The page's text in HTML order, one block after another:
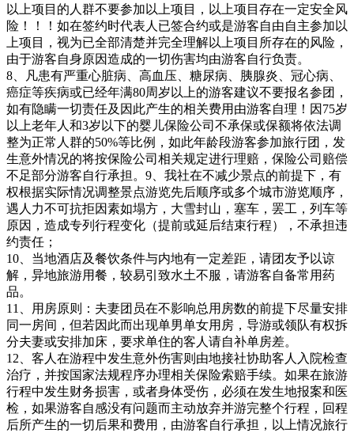
以上项目的人群不要参加以上项目，以上项目存在一定安全风
险！！！如在签约时代表人已签合约或是游客自由自主参加以
上项目，视为已全部清楚并完全理解以上项目所存在的风险，
由于游客自身原因造成的一切伤害均由游客自行负责。
8、凡患有严重心脏病、高血压、糖尿病、胰腺炎、冠心病、
癌症等疾病或已经年满80周岁以上的游客建议不要报名参团，
如有隐瞒一切责任及因此产生的相关费用由游客自理！因75岁
以上老年人和3岁以下的婴儿保险公司不承保或保额将依法调
整为正常人群的50%等比例，如此年龄段游客参加旅行团，发
生意外情况的将按保险公司相关规定进行理赔，保险公司赔偿
不足部分游客自行承担。9、我社在不减少景点的前提下，有
权根据实际情况调整景点游览先后顺序或多个城市游览顺序，
遇人力不可抗拒因素如塌方，大雪封山，塞车，罢工，列车等
原因，造成专列行程变化（提前或延后结束行程），不承担违
约责任；
10、当地酒店及餐饮条件与内地有一定差距，请团友予以谅
解，异地旅游用餐，较易引致水土不服，请游客自备常用药
品。
11、用房原则：夫妻团员在不影响总用房数的前提下尽量安排
同一房间，但若因此而出现单男单女用房，导游或领队有权拆
分夫妻或安排加床，要求单住的客人请自补单房差。
12、客人在游程中发生意外伤害则由地接社协助客人入院检查
治疗，并按国家法规程序办理相关保险索赔手续。如果在旅游
行程中发生财务损害，或者身体受伤，必须在发生地报案和医
检，如果游客自感没有问题而主动放弃并游完整个行程，回程
后所产生的一切后果和费用，由游客自行承担，以上情况旅行